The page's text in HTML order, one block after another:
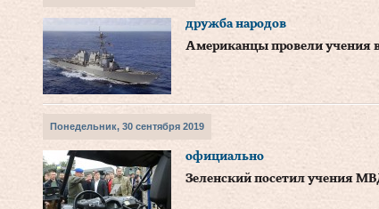
дружба народов
Американцы провели учения
Понедельник, 30 сентября 2019
официально
Зеленский посетил учения